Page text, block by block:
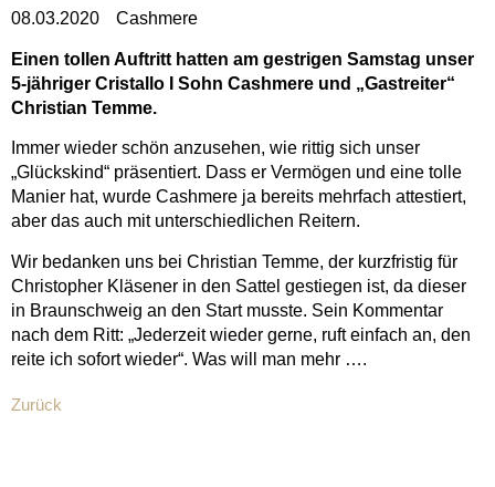
08.03.2020 Cashmere
Einen tollen Auftritt hatten am gestrigen Samstag unser
5-jähriger Cristallo I Sohn Cashmere und „Gastreiter“
Christian Temme.
Immer wieder schön anzusehen, wie rittig sich unser
„Glückskind“ präsentiert. Dass er Vermögen und eine tolle
Manier hat, wurde Cashmere ja bereits mehrfach attestiert,
aber das auch mit unterschiedlichen Reitern.
Wir bedanken uns bei Christian Temme, der kurzfristig für
Christopher Kläsener in den Sattel gestiegen ist, da dieser
in Braunschweig an den Start musste. Sein Kommentar
nach dem Ritt: „Jederzeit wieder gerne, ruft einfach an, den
reite ich sofort wieder“. Was will man mehr ….
Zurück